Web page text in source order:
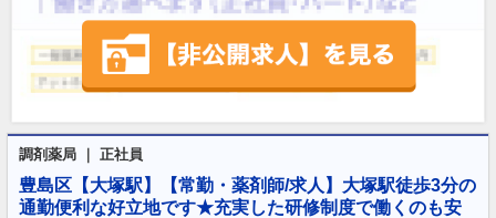
調剤薬局 ｜ 正社員
豊島区【大塚駅】【常勤・薬剤師/求人】大塚駅徒歩3分の
通勤便利な好立地です★充実した研修制度で働くのも安